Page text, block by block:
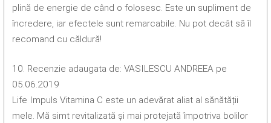
plină de energie de când o folosesc. Este un supliment de
încredere, iar efectele sunt remarcabile. Nu pot decât să îl
recomand cu căldură!
10. Recenzie adaugata de: VASILESCU ANDREEA pe
05.06.2019
Life Impuls Vitamina C este un adevărat aliat al sănătății
mele. Mă simt revitalizată și mai protejată împotriva bolilor